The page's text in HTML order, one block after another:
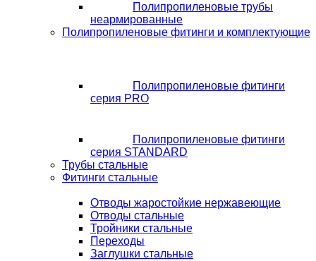
Полипропиленовые трубы
неармированные
Полипропиленовые фитинги и комплектующие
Полипропиленовые фитинги
серия PRO
Полипропиленовые фитинги
серия STANDARD
Трубы стальные
Фитинги стальные
Отводы жаростойкие нержавеющие
Отводы стальные
Тройники стальные
Переходы
Заглушки стальные